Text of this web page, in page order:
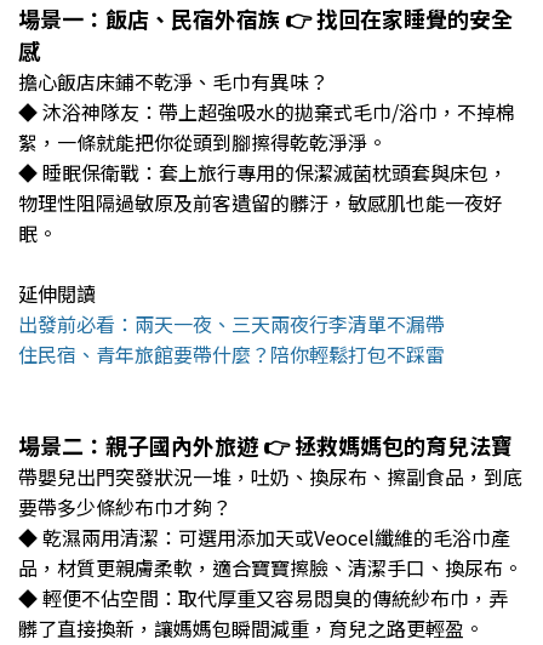
場景一：飯店、民宿外宿族 👉 找回在家睡覺的安全
感
擔心飯店床鋪不乾淨、毛巾有異味？
◆ 沐浴神隊友：帶上超強吸水的拋棄式毛巾/浴巾，不掉棉
絮，一條就能把你從頭到腳擦得乾乾淨淨。
◆ 睡眠保衛戰：套上旅行專用的保潔滅菌枕頭套與床包，
物理性阻隔過敏原及前客遺留的髒汙，敏感肌也能一夜好
眠。
延伸閱讀
出發前必看：兩天一夜、三天兩夜行李清單不漏帶
住民宿、青年旅館要帶什麼？陪你輕鬆打包不踩雷
場景二：親子國內外旅遊 👉 拯救媽媽包的育兒法寶
帶嬰兒出門突發狀況一堆，吐奶、換尿布、擦副食品，到底
要帶多少條紗布巾才夠？
◆ 乾濕兩用清潔：可選用添加天或Veocel纖維的毛浴巾產
品，材質更親膚柔軟，適合寶寶擦臉、清潔手口、換尿布。
◆ 輕便不佔空間：取代厚重又容易悶臭的傳統紗布巾，弄
髒了直接換新，讓媽媽包瞬間減重，育兒之路更輕盈。